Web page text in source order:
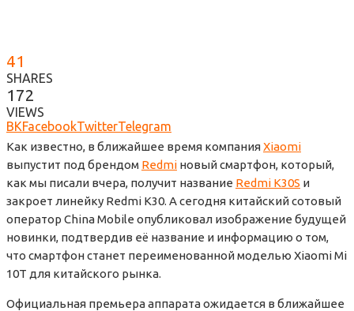
41
SHARES
172
VIEWS
ВКFacebookTwitterTelegram
Как известно, в ближайшее время компанияXiaomi
выпустит под брендом Redmi новый смартфон, который,
как мы писали вчера, получит название Redmi K30S и
закроет линейку Redmi K30. А сегодня китайский сотовый
оператор China Mobile опубликовал изображение будущей
новинки, подтвердив её название и информацию о том,
что смартфон станет переименованной моделью Xiaomi Mi
10T для китайского рынка.
Официальная премьера аппарата ожидается в ближайшее